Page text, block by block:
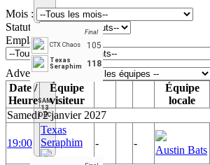
Final
CTX Chaos
105
Texas
Seraphim
118
SAM
13
DÉC
Mois :
Statut :
Emplacement :
Adversaire :
Date /
Heure
Équipe
visiteur
Équipe
locale
Samedi 2 janvier 2027
19:00
Texas
Seraphim
- -
Austin Bats